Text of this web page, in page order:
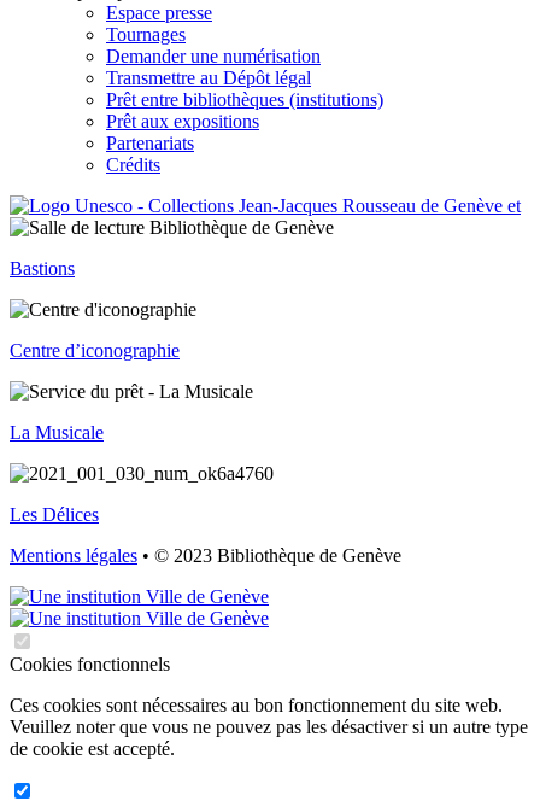
Espace presse
Tournages
Demander une numérisation
Transmettre au Dépôt légal
Prêt entre bibliothèques (institutions)
Prêt aux expositions
Partenariats
Crédits
Bastions
Centre d’iconographie
La Musicale
Les Délices
Mentions légales • © 2023 Bibliothèque de Genève
Cookies fonctionnels
Ces cookies sont nécessaires au bon fonctionnement du site web.
Veuillez noter que vous ne pouvez pas les désactiver si un autre type
de cookie est accepté.